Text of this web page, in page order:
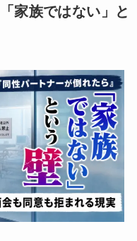
家族ではない」と